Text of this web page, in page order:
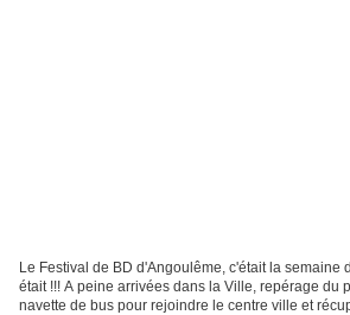
Le Festival de BD d'Angoulême, c'était la semaine
était !!! A peine arrivées dans la Ville, repérage du
navette de bus pour rejoindre le centre ville et